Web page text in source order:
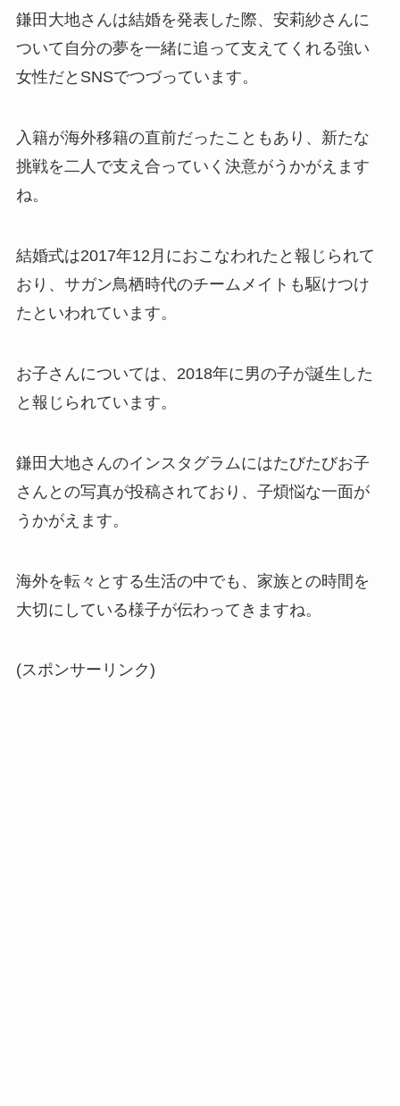
鎌田大地さんは結婚を発表した際、安莉紗さんに
ついて自分の夢を一緒に追って支えてくれる強い
女性だとSNSでつづっています。
入籍が海外移籍の直前だったこともあり、新たな
挑戦を二人で支え合っていく決意がうかがえます
ね。
結婚式は2017年12月におこなわれたと報じられて
おり、サガン鳥栖時代のチームメイトも駆けつけ
たといわれています。
お子さんについては、2018年に男の子が誕生した
と報じられています。
鎌田大地さんのインスタグラムにはたびたびお子
さんとの写真が投稿されており、子煩悩な一面が
うかがえます。
海外を転々とする生活の中でも、家族との時間を
大切にしている様子が伝わってきますね。
(スポンサーリンク)